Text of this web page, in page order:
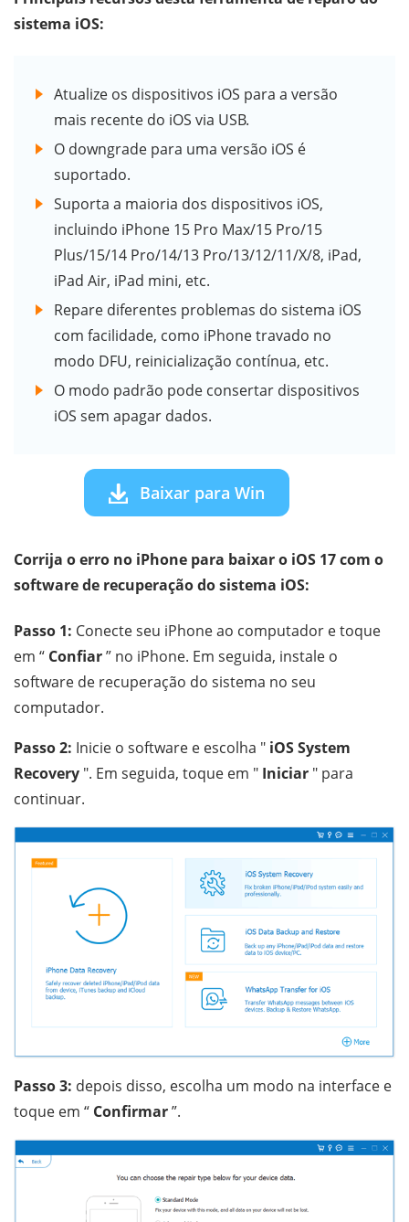
sistema iOS:
Atualize os dispositivos iOS para a versão
mais recente do iOS via USB.
O downgrade para uma versão iOS é
suportado.
Suporta a maioria dos dispositivos iOS,
incluindo iPhone 15 Pro Max/15 Pro/15
Plus/15/14 Pro/14/13 Pro/13/12/11/X/8, iPad,
iPad Air, iPad mini, etc.
Repare diferentes problemas do sistema iOS
com facilidade, como iPhone travado no
modo DFU, reinicialização contínua, etc.
O modo padrão pode consertar dispositivos
iOS sem apagar dados.
Baixar para Win
Corrija o erro no iPhone para baixar o iOS 17 com o
software de recuperação do sistema iOS:
Passo 1: Conecte seu iPhone ao computador e toque
em “ Confiar” no iPhone. Em seguida, instale o
software de recuperação do sistema no seu
computador.
Passo 2: Inicie o software e escolha " iOS System
Recovery ". Em seguida, toque em " Iniciar " para
continuar.
Passo 3: depois disso, escolha um modo na interface e
toque em “ Confirmar”.